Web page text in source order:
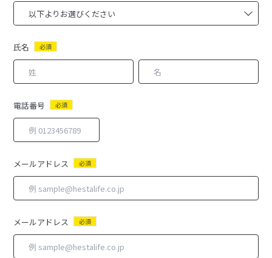
氏名 必須
電話番号 必須
メールアドレス 必須
メールアドレス 必須